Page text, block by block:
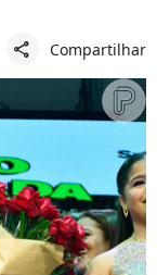
share Compartilhar